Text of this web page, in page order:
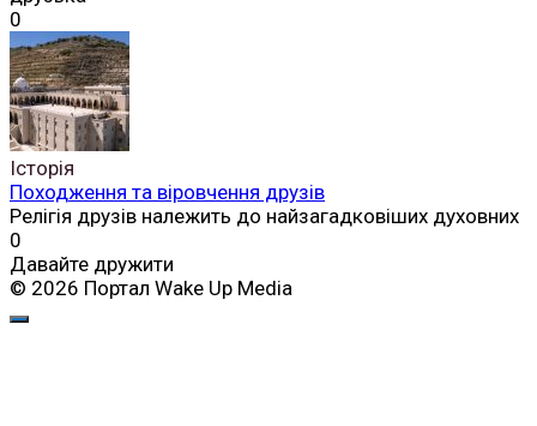
0
Історія
Походження та віровчення друзів
Релігія друзів належить до найзагадковіших духовних
0
Давайте дружити
© 2026 Портал Wake Up Media